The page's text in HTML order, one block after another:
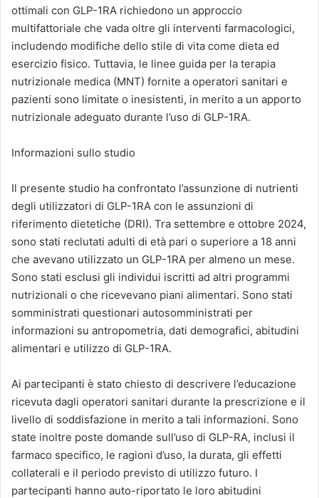
ottimali con GLP-1RA richiedono un approccio
multifattoriale che vada oltre gli interventi farmacologici,
includendo modifiche dello stile di vita come dieta ed
esercizio fisico. Tuttavia, le linee guida per la terapia
nutrizionale medica (MNT) fornite a operatori sanitari e
pazienti sono limitate o inesistenti, in merito a un apporto
nutrizionale adeguato durante l’uso di GLP-1RA.
Informazioni sullo studio
Il presente studio ha confrontato l’assunzione di nutrienti
degli utilizzatori di GLP-1RA con le assunzioni di
riferimento dietetiche (DRI). Tra settembre e ottobre 2024,
sono stati reclutati adulti di età pari o superiore a 18 anni
che avevano utilizzato un GLP-1RA per almeno un mese.
Sono stati esclusi gli individui iscritti ad altri programmi
nutrizionali o che ricevevano piani alimentari. Sono stati
somministrati questionari autosomministrati per
informazioni su antropometria, dati demografici, abitudini
alimentari e utilizzo di GLP-1RA.
Ai partecipanti è stato chiesto di descrivere l’educazione
ricevuta dagli operatori sanitari durante la prescrizione e il
livello di soddisfazione in merito a tali informazioni. Sono
state inoltre poste domande sull’uso di GLP-RA, inclusi il
farmaco specifico, le ragioni d’uso, la durata, gli effetti
collaterali e il periodo previsto di utilizzo futuro. I
partecipanti hanno auto-riportato le loro abitudini